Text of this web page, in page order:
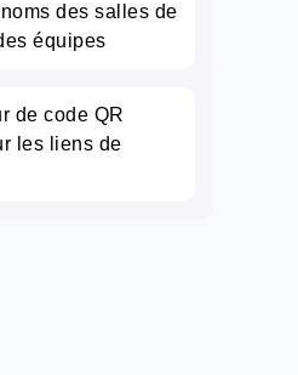
des salles de
équipes
de code QR
les liens de